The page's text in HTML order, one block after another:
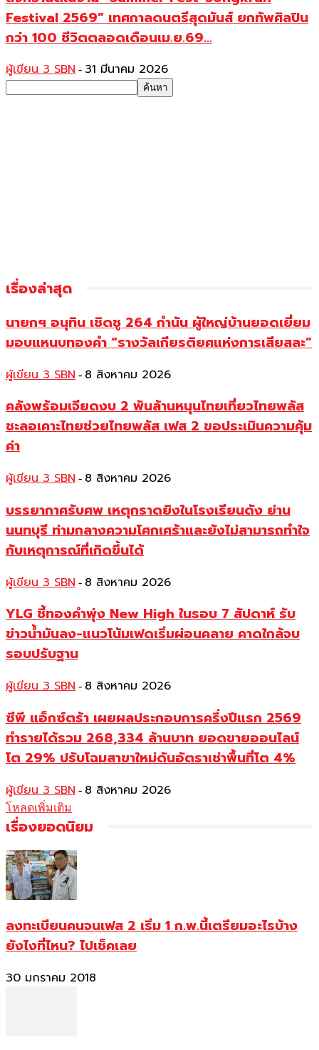
Festival 2569” เทศกาลดนตรีสุดมันส์ ยกทัพศิลปิน
กว่า 100 ชีวิตตลอดเดือนเม.ย.69...
ผู้เขียน 3 SBN - 31 มีนาคม 2026
เรื่องล่าสุด
นายกฯ อนุทิน เชิดชู 264 กำนัน ผู้ใหญ่บ้านยอดเยี่ยม
มอบแหนบทองคำ “รางวัลเกียรติยศแห่งการเสียสละ”
ผู้เขียน 3 SBN - 8 สิงหาคม 2026
คลังพร้อมเจียดงบ 2 พันล้านหนุนไทยเที่ยวไทยพลัส
ชะลอเคาะไทยช่วยไทยพลัส เฟส 2 ขอประเมินความคุ้ม
ค่า
ผู้เขียน 3 SBN - 8 สิงหาคม 2026
บรรยากาศรับศพ เหตุกราดยิงในโรงเรียนดัง ย่าน
นนทบุรี ท่ามกลางความโศกเศร้าและยังไม่สามารถทำใจ
กับเหตุการณ์ที่เกิดขึ้นได้
ผู้เขียน 3 SBN - 8 สิงหาคม 2026
YLG ชี้ทองคำพุ่ง New High ในรอบ 7 สัปดาห์ รับ
ข่าวน้ำมันลง-แนวโน้มเฟดเริ่มผ่อนคลาย คาดใกล้จบ
รอบปรับฐาน
ผู้เขียน 3 SBN - 8 สิงหาคม 2026
ซีพี แอ็กซ์ตร้า เผยผลประกอบการครึ่งปีแรก 2569
ทำรายได้รวม 268,334 ล้านบาท ยอดขายออนไลน์
โต 29% ปรับโฉมสาขาใหม่ดันอัตราเช่าพื้นที่โต 4%
ผู้เขียน 3 SBN - 8 สิงหาคม 2026
โหลดเพิ่มเติม
เรื่องยอดนิยม
ลงทะเบียนคนจนเฟส 2 เริ่ม 1 ก.พ.นี้เตรียมอะไรบ้าง
ยังไงที่ไหน? ไปเช็คเลย
30 มกราคม 2018